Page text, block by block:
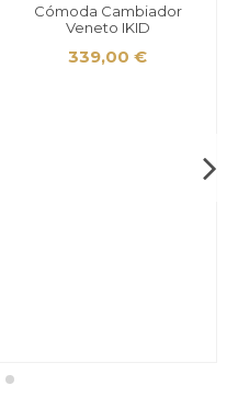
Cómoda Cambiador
Veneto IKID
339,00 €